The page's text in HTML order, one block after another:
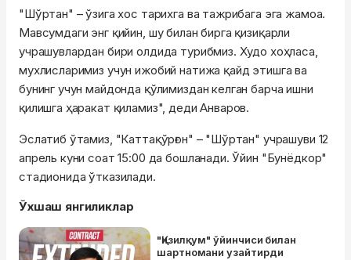
"Шўртан" – ўзига хос тарихга ва тажрибага эга жамоа.
Мавсумдаги энг қийин, шу билан бирга қизиқарли
учрашувлардан бири олдида турибмиз. Худо хоҳласа,
мухлисларимиз учун ижобий натижа қайд этишга ва
бунинг учун майдонда қўлимиздан келган барча ишни
қилишга ҳаракат қиламиз", деди Анваров.
Эслатиб ўтамиз, "Каттақўрғон" – "Шўртан" учрашуви 12
апрель куни соат 15:00 да бошланади. Ўйин "Бунёдкор"
стадионида ўтказилади.
Ўхшаш янгиликлар
"Қизилқум" ўйинчиси билан
шартномани узайтирди